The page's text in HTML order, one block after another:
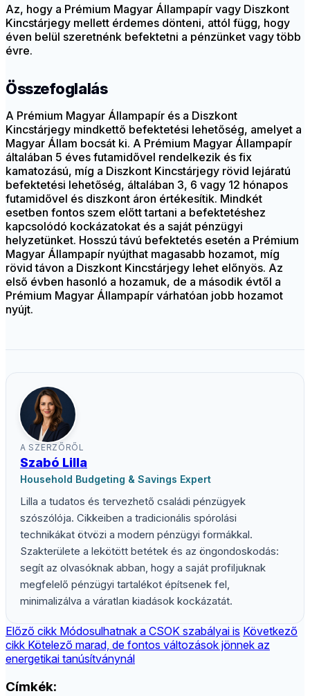
Az, hogy a Prémium Magyar Állampapír vagy Diszkont
Kincstárjegy mellett érdemes dönteni, attól függ, hogy
éven belül szeretnénk befektetni a pénzünket vagy több
évre.
Összefoglalás
A Prémium Magyar Állampapír és a Diszkont
Kincstárjegy mindkettő befektetési lehetőség, amelyet a
Magyar Állam bocsát ki. A Prémium Magyar Állampapír
általában 5 éves futamidővel rendelkezik és fix
kamatozású, míg a Diszkont Kincstárjegy rövid lejáratú
befektetési lehetőség, általában 3, 6 vagy 12 hónapos
futamidővel és diszkont áron értékesítik. Mindkét
esetben fontos szem előtt tartani a befektetéshez
kapcsolódó kockázatokat és a saját pénzügyi
helyzetünket. Hosszú távú befektetés esetén a Prémium
Magyar Állampapír nyújthat magasabb hozamot, míg
rövid távon a Diszkont Kincstárjegy lehet előnyös. Az
első évben hasonló a hozamuk, de a második évtől a
Prémium Magyar Állampapír várhatóan jobb hozamot
nyújt.
A SZERZŐRŐL
Szabó Lilla
Household Budgeting & Savings Expert
Lilla a tudatos és tervezhető családi pénzügyek
szószólója. Cikkeiben a tradicionális spórolási
technikákat ötvözi a modern pénzügyi formákkal.
Szakterülete a lekötött betétek és az öngondoskodás:
segít az olvasóknak abban, hogy a saját profiljuknak
megfelelő pénzügyi tartalékot építsenek fel,
minimalizálva a váratlan kiadások kockázatát.
Előző cikk Módosulhatnak a CSOK szabályai is Következő
cikk Kötelező marad, de fontos változások jönnek az
energetikai tanúsítványnál
Címkék: